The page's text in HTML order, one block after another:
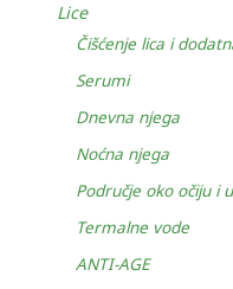
Lice
Čišćenje lica i
Serumi
Dnevna njega
Noćna njega
Područje oko očiju i
Termalne vode
ANTI-AGE